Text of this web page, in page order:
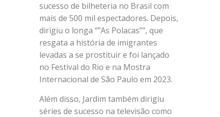
sucesso de bilheteria no Brasil com
mais de 500 mil espectadores. Depois,
dirigiu o longa “”As Polacas””, que
resgata a história de imigrantes
levadas a se prostituir e foi lançado
no Festival do Rio e na Mostra
Internacional de São Paulo em 2023.
Além disso, Jardim também dirigiu
séries de sucesso na televisão como